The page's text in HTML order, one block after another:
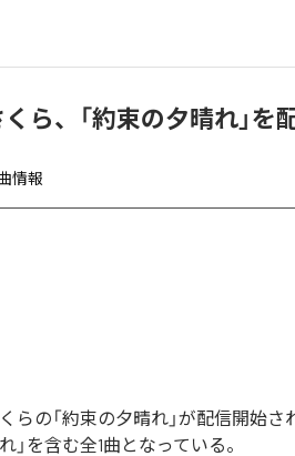
くら、「約束の夕晴れ」を
情報
らの「約束の夕晴れ」が配信開始
」を含む全1曲となっている。